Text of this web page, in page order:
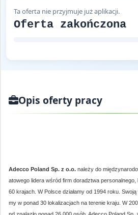
Ta oferta nie przyjmuje już aplikacji.
Oferta zakończona
Opis oferty pracy
Adecco Poland Sp. z o.o. należy do
atowego lidera wśród firm doradztwa
60 krajach. W Polsce działamy od 1994 roku.
my w ponad 30 lokalizacjach na terenie kraju. W